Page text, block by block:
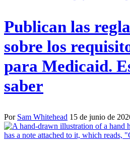
Publican las
sobre los
para Medicaid.
saber
Por Sam Whitehead 15 de junio de